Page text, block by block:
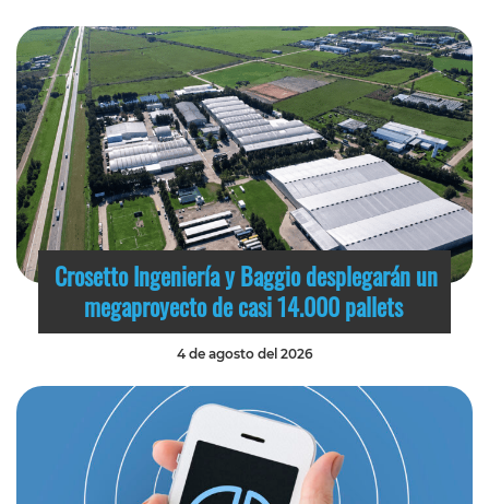
Crosetto Ingeniería y Baggio desplegarán un
megaproyecto de casi 14.000 pallets
4 de agosto del 2026